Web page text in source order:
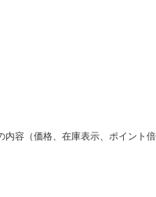
容（価格、在庫表示、ポイント